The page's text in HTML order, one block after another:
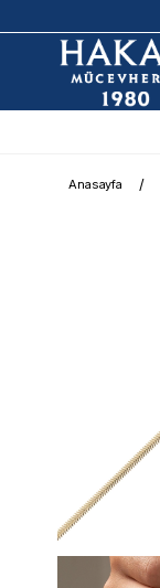
Anasayfa